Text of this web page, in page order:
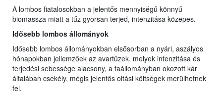
A lombos fiatalosokban a jelentős mennyiségű könnyű
biomassza miatt a tűz gyorsan terjed, intenzitása közepes.
Idősebb lombos állományok
Idősebb lombos állományokban elsősorban a nyári, aszályos
hónapokban jellemzőek az avartüzek, melyek intenzitása és
terjedési sebessége alacsony, a faállományban okozott kár
általában csekély, mégis jelentős oltási költségek merülhetnek
fel.